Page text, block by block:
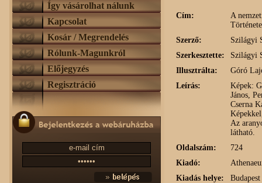
Így vásárolhat nálunk
Kapcsolat
Kosár / Megrendelés
Rólunk-Magunkról
Előjegyzés
Regisztráció
Cím:
A
Szerző:
Szilágyi
Szerkesztette:
Szilágyi
Illusztrálta:
Góró
Leírás:
Képek:
János,
Cserna
Az
látható.
Oldalszám:
724
Kiadó:
Kiadás helye:
Budapest